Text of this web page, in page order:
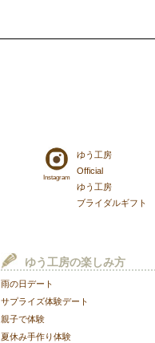
Instagram
ゆう工房
Official
ゆう工房
ブライダルギフト
ゆう工房の楽しみ方
雨の日デート
サプライズ体験デート
親子で体験
夏休み手作り体験